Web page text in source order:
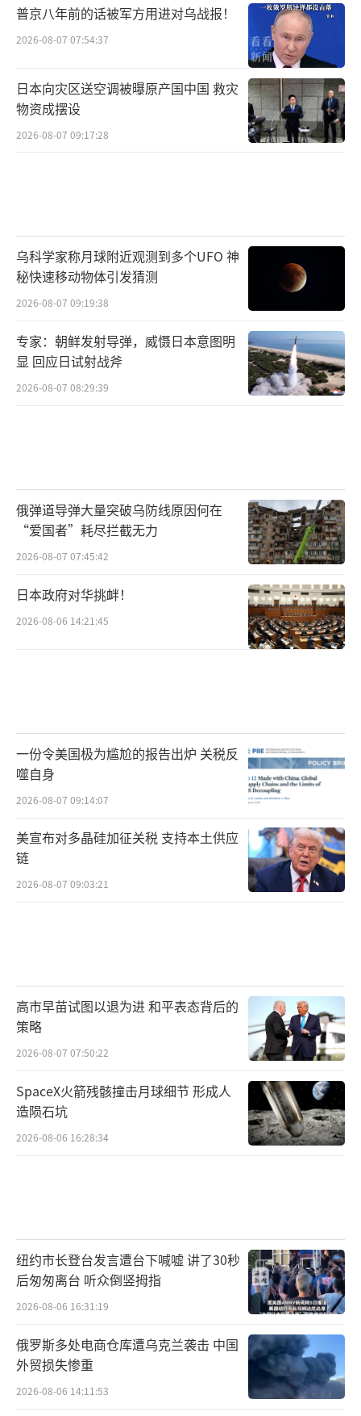
普京八年前的话被军方用进对乌战报！
2026-08-07 07:54:37
日本向灾区送空调被曝原产国中国 救灾
物资成摆设
2026-08-07 09:17:28
乌科学家称月球附近观测到多个UFO 神
秘快速移动物体引发猜测
2026-08-07 09:19:38
专家：朝鲜发射导弹，威慑日本意图明
显 回应日试射战斧
2026-08-07 08:29:39
俄弹道导弹大量突破乌防线原因何在
“爱国者”耗尽拦截无力
2026-08-07 07:45:42
日本政府对华挑衅！
2026-08-06 14:21:45
一份令美国极为尴尬的报告出炉 关税反
噬自身
2026-08-07 09:14:07
美宣布对多晶硅加征关税 支持本土供应
链
2026-08-07 09:03:21
高市早苗试图以退为进 和平表态背后的
策略
2026-08-07 07:50:22
SpaceX火箭残骸撞击月球细节 形成人
造陨石坑
2026-08-06 16:28:34
纽约市长登台发言遭台下喊嘘 讲了30秒
后匆匆离台 听众倒竖拇指
2026-08-06 16:31:19
俄罗斯多处电商仓库遭乌克兰袭击 中国
外贸损失惨重
2026-08-06 14:11:53